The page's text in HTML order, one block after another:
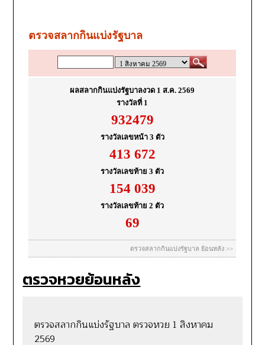
ตรวจหวยย้อนหลัง
ตรวจสลากกินแบ่งรัฐบาล ตรวจหวย 1 สิงหาคม
2569